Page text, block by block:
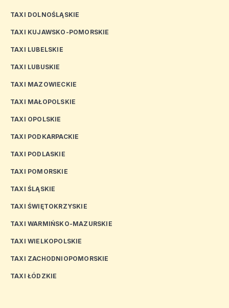
TAXI DOLNOŚLĄSKIE
TAXI KUJAWSKO-POMORSKIE
TAXI LUBELSKIE
TAXI LUBUSKIE
TAXI MAZOWIECKIE
TAXI MAŁOPOLSKIE
TAXI OPOLSKIE
TAXI PODKARPACKIE
TAXI PODLASKIE
TAXI POMORSKIE
TAXI ŚLĄSKIE
TAXI ŚWIĘTOKRZYSKIE
TAXI WARMIŃSKO-MAZURSKIE
TAXI WIELKOPOLSKIE
TAXI ZACHODNIOPOMORSKIE
TAXI ŁÓDZKIE